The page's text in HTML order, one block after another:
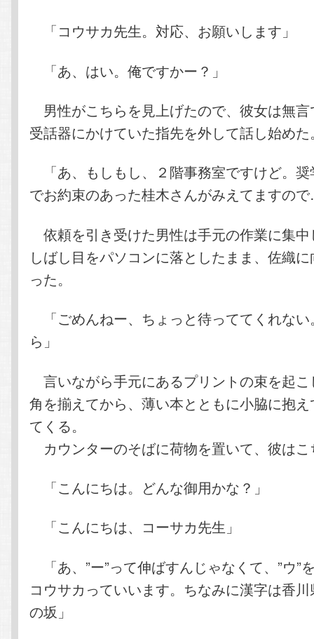
「コウサカ先生。対応、お願いします」
「あ、はい。俺ですかー？」
男性がこちらを見上げたので、彼女は無
受話器にかけていた指先を外して話し始めた
「あ、もしもし、２階事務室ですけど。
でお約束のあった桂木さんがみえてますの
依頼を引き受けた男性は手元の作業に集
しばし目をパソコンに落としたまま、佐織
った。
「ごめんねー、ちょっと待っててくれな
ら」
言いながら手元にあるプリントの束を起
角を揃えてから、薄い本とともに小脇に抱
てくる。
カウンターのそばに荷物を置いて、彼は
「こんにちは。どんな御用かな？」
「こんにちは、コーサカ先生」
「あ、”ー”って伸ばすんじゃなくて、”ウ”
コウサカっていいます。ちなみに漢字は香
の坂」